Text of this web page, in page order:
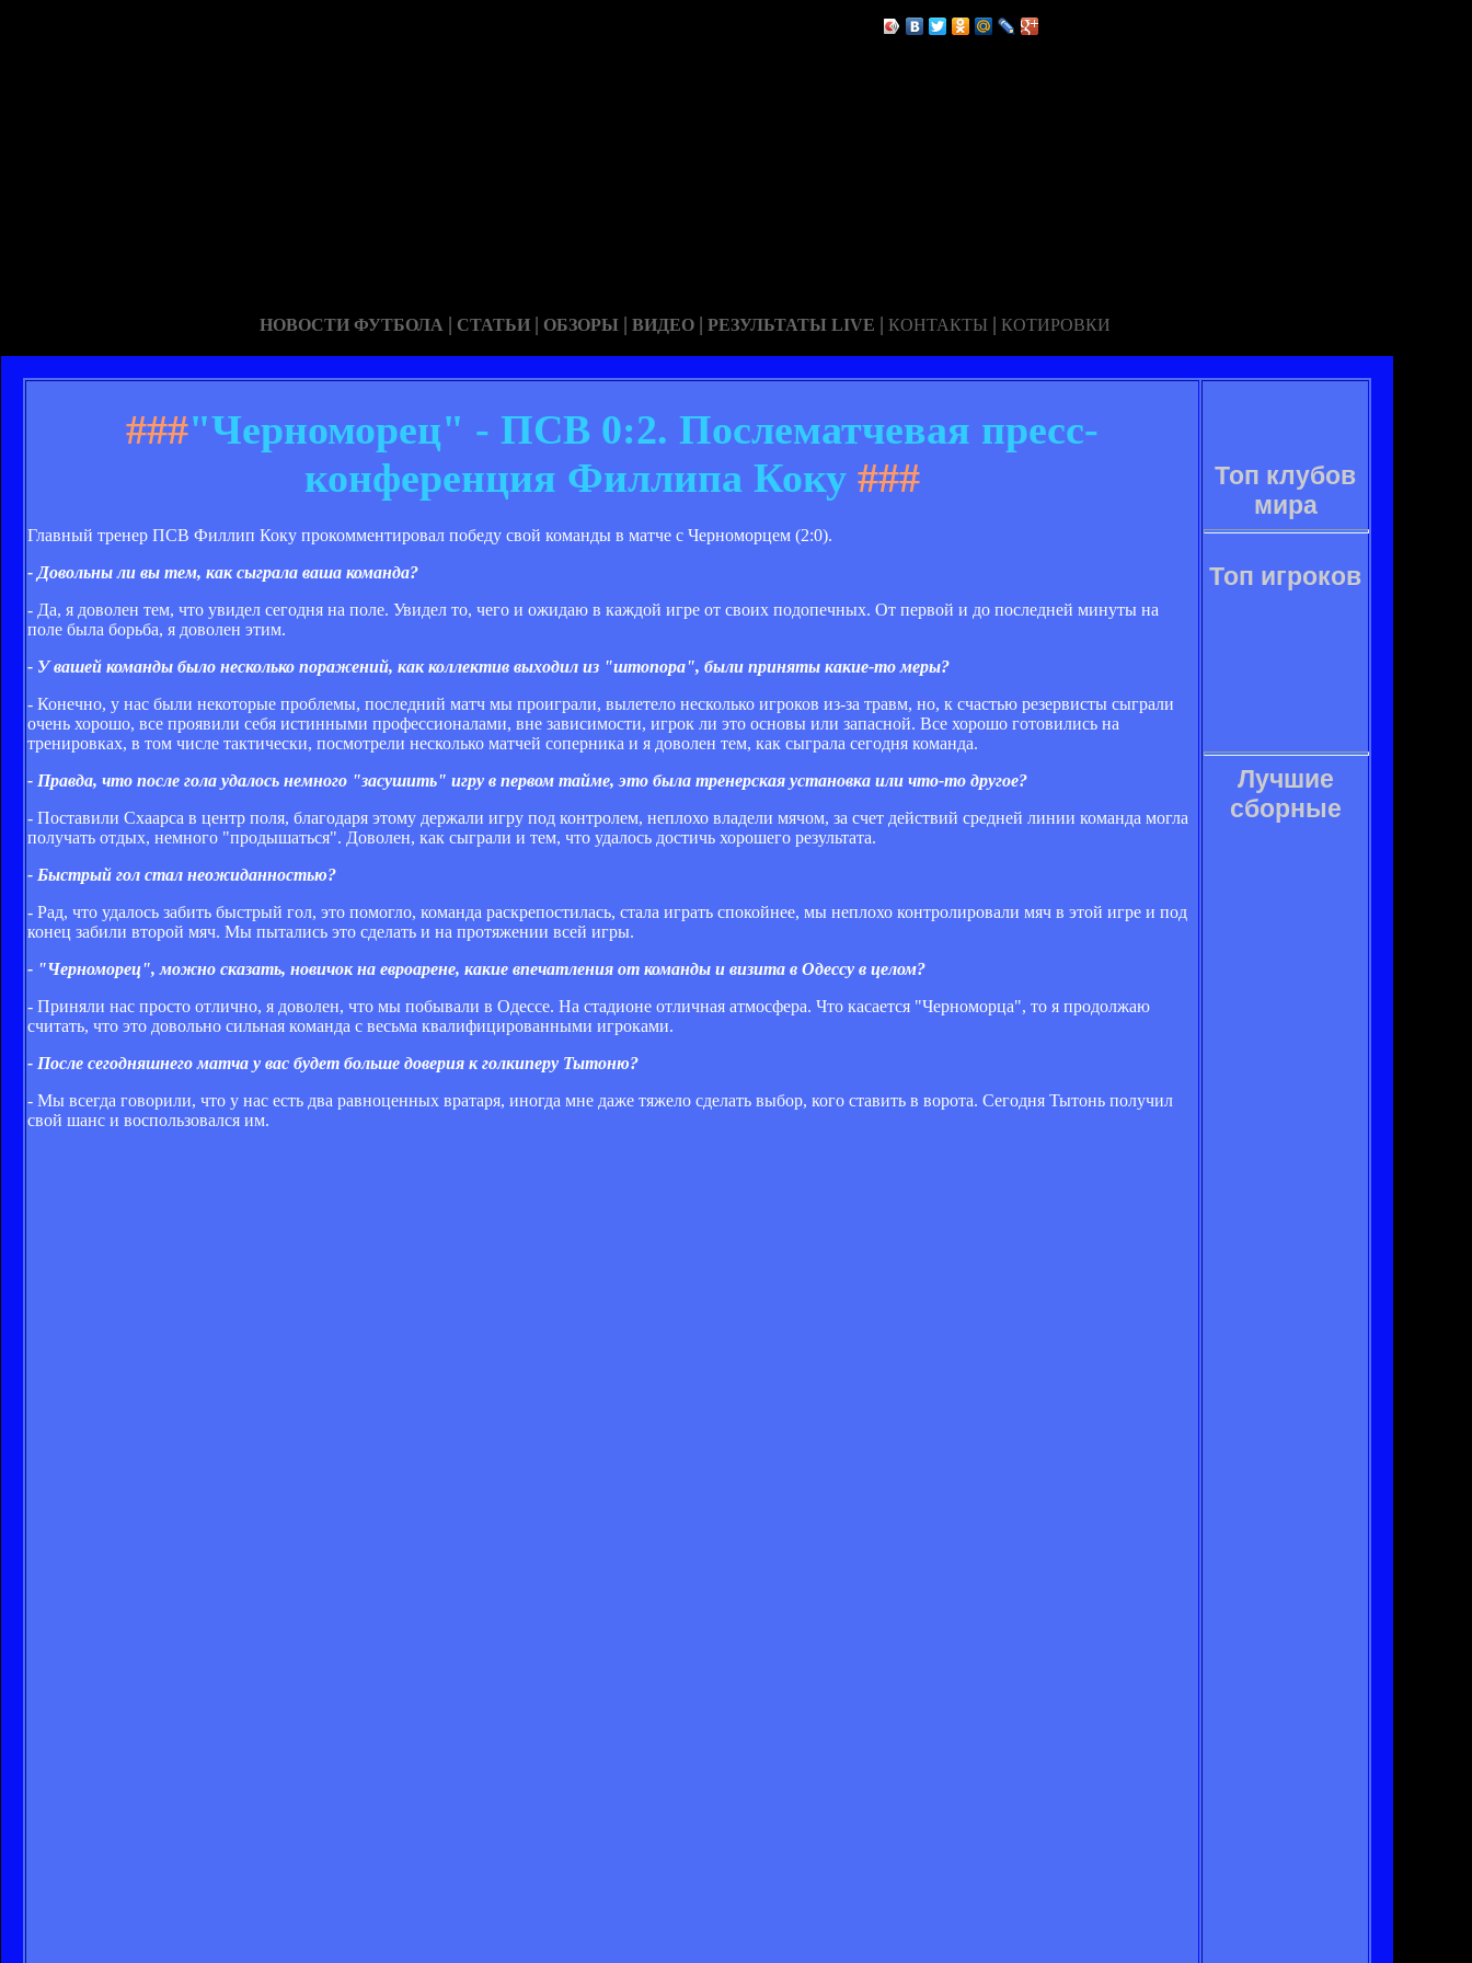
НОВОСТИ ФУТБОЛА | СТАТЬИ | ОБЗОРЫ | ВИДЕО | РЕЗУЛЬТАТЫ LIVE | КОНТАКТЫ | КОТИРОВКИ
###"Черноморец" - ПСВ 0:2. Послематчевая пресс-
конференция Филлипа Коку ###
Главный тренер ПСВ Филлип Коку прокомментировал победу свой команды в матче с Черноморцем (2:0).
- Довольны ли вы тем, как сыграла ваша команда?
- Да, я доволен тем, что увидел сегодня на поле. Увидел то, чего и ожидаю в каждой игре от своих подопечных. От первой и до последней минуты на
поле была борьба, я доволен этим.
- У вашей команды было несколько поражений, как коллектив выходил из "штопора", были приняты какие-то меры?
- Конечно, у нас были некоторые проблемы, последний матч мы проиграли, вылетело несколько игроков из-за травм, но, к счастью резервисты сыграли
очень хорошо, все проявили себя истинными профессионалами, вне зависимости, игрок ли это основы или запасной. Все хорошо готовились на
тренировках, в том числе тактически, посмотрели несколько матчей соперника и я доволен тем, как сыграла сегодня команда.
- Правда, что после гола удалось немного "засушить" игру в первом тайме, это была тренерская установка или что-то другое?
- Поставили Схаарса в центр поля, благодаря этому держали игру под контролем, неплохо владели мячом, за счет действий средней линии команда могла
получать отдых, немного "продышаться". Доволен, как сыграли и тем, что удалось достичь хорошего результата.
- Быстрый гол стал неожиданностью?
- Рад, что удалось забить быстрый гол, это помогло, команда раскрепостилась, стала играть спокойнее, мы неплохо контролировали мяч в этой игре и под
конец забили второй мяч. Мы пытались это сделать и на протяжении всей игры.
- "Черноморец", можно сказать, новичок на евроарене, какие впечатления от команды и визита в Одессу в целом?
- Приняли нас просто отлично, я доволен, что мы побывали в Одессе. На стадионе отличная атмосфера. Что касается "Черноморца", то я продолжаю
считать, что это довольно сильная команда с весьма квалифицированными игроками.
- После сегодняшнего матча у вас будет больше доверия к голкиперу Тытоню?
- Мы всегда говорили, что у нас есть два равноценных вратаря, иногда мне даже тяжело сделать выбор, кого ставить в ворота. Сегодня Тытонь получил
свой шанс и воспользовался им.
Топ клубов
мира
Топ игроков
Лучшие
сборные